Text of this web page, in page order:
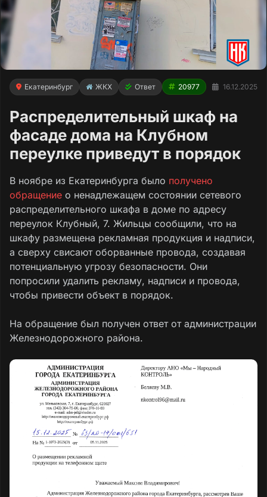
Екатеринбург ЖКХ Ответ 20977 16.12.2025
Распределительный шкаф на
фасаде дома на Клубном
переулке приведут в порядок
В ноябре из Екатеринбурга было получено
обращение о ненадлежащем состоянии сетевого
распределительного шкафа в доме по адресу
переулок Клубный, 7. Жильцы сообщили, что на
шкафу размещена рекламная продукция и надписи,
а сверху свисают оборванные провода, создавая
потенциальную угрозу безопасности. Они
попросили удалить рекламу, надписи и провода,
чтобы привести объект в порядок.
На обращение был получен ответ от администрации
Железнодорожного района.